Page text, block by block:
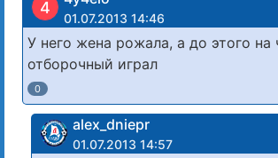
4
01.07.2013 14:46
У него жена рожала, а до этого на
отборочный играл
0
alex_dniepr
01.07.2013 14:57